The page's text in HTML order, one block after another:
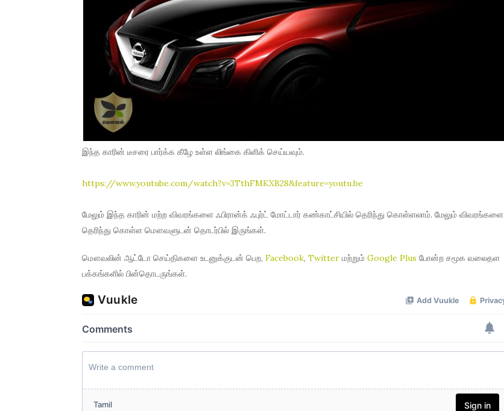
இந்த காரின் டீசரை பார்க்க கீழே உள்ள லிங்கை கிளிக் செய்யவும்.
https://www.youtube.com/watch?v=3TthFMKXB28&feature=youtu.be
மேலும் இந்த காரின் மற்ற விவரங்களை ஃபிரான்க் ஃபுர்ட் மோட்டார் கண்காட்சியில் தெரிந்து கொள்ளலாம். மேலும் விவரங்களை
தெரிந்து கொள்ள மௌவளுடன் தொடர்பில் இருங்கள்.
மௌவலின் ஆட்டோ செய்திகளை உடனுக்குடன் பெற,Facebook,Twitter மற்றும்Google Plus போன்ற சமூக வலைதள
பக்கங்களில் பின்தொடருங்கள்.